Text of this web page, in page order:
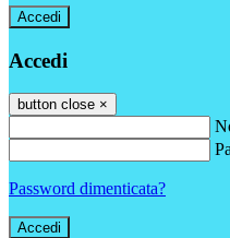
Accedi
Accedi
button close ×
Password dimenticata?